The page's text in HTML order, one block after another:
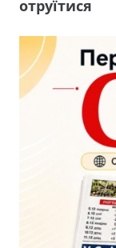
отруїтися